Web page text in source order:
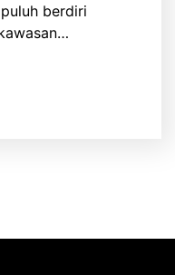
berdiri